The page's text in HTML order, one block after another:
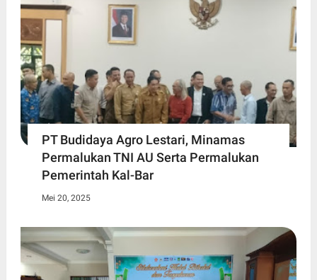
PT Budidaya Agro Lestari, Minamas
Permalukan TNI AU Serta Permalukan
Pemerintah Kal-Bar
Mei 20, 2025